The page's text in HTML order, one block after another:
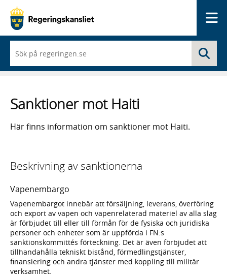
du
börjar
skriva
en
lista
med
sökförslag
Sanktioner mot Haiti
Här finns information om sanktioner mot Haiti.
Beskrivning av sanktionerna
Vapenembargo
Vapenembargot innebär att försäljning, leverans, överföring
och export av vapen och vapenrelaterad materiel av alla slag
är förbjudet till eller till förmån för de fysiska och juridiska
personer och enheter som är uppförda i FN:s
sanktionskommittés förteckning. Det är även förbjudet att
tillhandahålla tekniskt bistånd, förmedlingstjänster,
finansiering och andra tjänster med koppling till militär
verksamhet.